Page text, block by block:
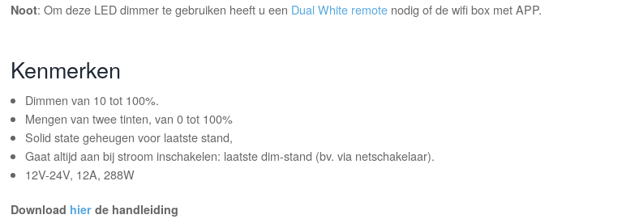
Noot: Om deze LED dimmer te gebruiken heeft u een Dual White remote nodig of de wifi box met APP.
Kenmerken
Dimmen van 10 tot 100%.
Mengen van twee tinten, van 0 tot 100%
Solid state geheugen voor laatste stand,
Gaat altijd aan bij stroom inschakelen: laatste dim-stand (bv. via netschakelaar).
12V-24V, 12A, 288W
Download hier de handleiding